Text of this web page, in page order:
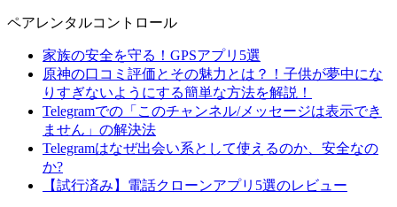
ペアレンタルコントロール
家族の安全を守る！GPSアプリ5選
原神の口コミ評価とその魅力とは？！子供が夢中にな
りすぎないようにする簡単な方法を解説！
Telegramでの「このチャンネル/メッセージは表示でき
ません」の解決法
Telegramはなぜ出会い系として使えるのか、安全なの
か?
【試行済み】電話クローンアプリ5選のレビュー